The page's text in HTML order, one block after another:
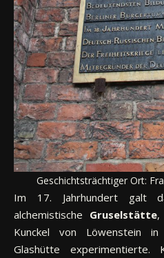
Geschichtsträchtiger Ort:
Im 17. Jahrhundert galt
alchemistische Gruselstätte,
Kunckel von Löwenstein
Glashütte